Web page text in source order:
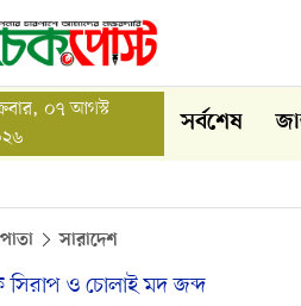
০৭ আগস্ট
সর্বশেষ
সারাদেশ
সিরাপ ও চোলাই মদ জব্দ